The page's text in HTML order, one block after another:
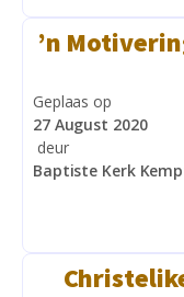
’n
Geplaas op
27 August 2020
deur
Baptiste Kerk